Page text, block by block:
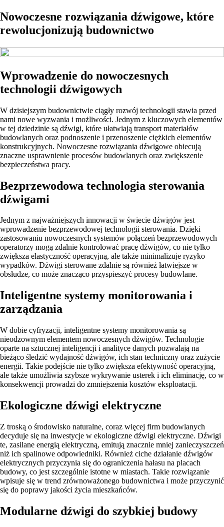
Nowoczesne rozwiązania dźwigowe, które
rewolucjonizują budownictwo
Wprowadzenie do nowoczesnych
technologii dźwigowych
W dzisiejszym budownictwie ciągły rozwój technologii stawia przed
nami nowe wyzwania i możliwości. Jednym z kluczowych elementów
w tej dziedzinie są dźwigi, które ułatwiają transport materiałów
budowlanych oraz podnoszenie i przenoszenie ciężkich elementów
konstrukcyjnych. Nowoczesne rozwiązania dźwigowe obiecują
znaczne usprawnienie procesów budowlanych oraz zwiększenie
bezpieczeństwa pracy.
Bezprzewodowa technologia sterowania
dźwigami
Jednym z najważniejszych innowacji w świecie dźwigów jest
wprowadzenie bezprzewodowej technologii sterowania. Dzięki
zastosowaniu nowoczesnych systemów połączeń bezprzewodowych
operatorzy mogą zdalnie kontrolować pracę dźwigów, co nie tylko
zwiększa elastyczność operacyjną, ale także minimalizuje ryzyko
wypadków. Dźwigi sterowane zdalnie są również łatwiejsze w
obsłudze, co może znacząco przyspieszyć procesy budowlane.
Inteligentne systemy monitorowania i
zarządzania
W dobie cyfryzacji, inteligentne systemy monitorowania są
nieodzownym elementem nowoczesnych dźwigów. Technologie
oparte na sztucznej inteligencji i analityce danych pozwalają na
bieżąco śledzić wydajność dźwigów, ich stan techniczny oraz zużycie
energii. Takie podejście nie tylko zwiększa efektywność operacyjną,
ale także umożliwia szybsze wykrywanie usterek i ich eliminację, co w
konsekwencji prowadzi do zmniejszenia kosztów eksploatacji.
Ekologiczne dźwigi elektryczne
Z troską o środowisko naturalne, coraz więcej firm budowlanych
decyduje się na inwestycje w ekologiczne dźwigi elektryczne. Dźwigi
te, zasilane energią elektryczną, emitują znacznie mniej zanieczyszczeń
niż ich spalinowe odpowiedniki. Również ciche działanie dźwigów
elektrycznych przyczynia się do ograniczenia hałasu na placach
budowy, co jest szczególnie istotne w miastach. Takie rozwiązanie
wpisuje się w trend zrównoważonego budownictwa i może przyczynić
się do poprawy jakości życia mieszkańców.
Modularne dźwigi do szybkiej budowy